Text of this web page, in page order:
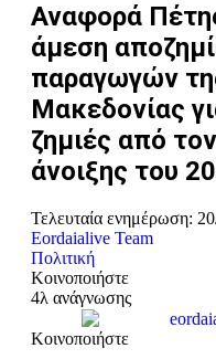
Αναφορά
άμεση
παραγωγών
Μακεδονίας
ζημιές από
άνοιξης του
Τελευταία ενημέρωση:
Eordaialive Team
Πολιτική
Κοινοποιήστε
4λ ανάγνωσης
Κοινοποιήστε